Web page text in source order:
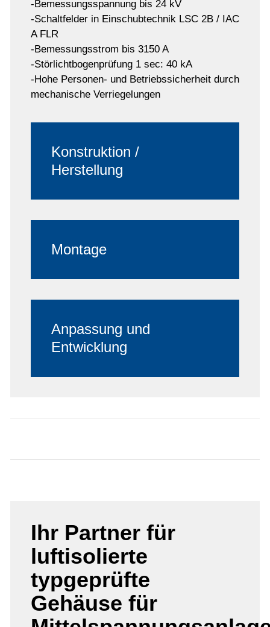
-Bemessungsspannung bis 24 kV
-Schaltfelder in Einschubtechnik LSC 2B / IAC
A FLR
-Bemessungsstrom bis 3150 A
-Störlichtbogenprüfung 1 sec: 40 kA
-Hohe Personen- und Betriebssicherheit durch
mechanische Verriegelungen
Konstruktion /
Herstellung
Montage
Anpassung und
Entwicklung
Ihr Partner für
luftisolierte
typgeprüfte
Gehäuse für